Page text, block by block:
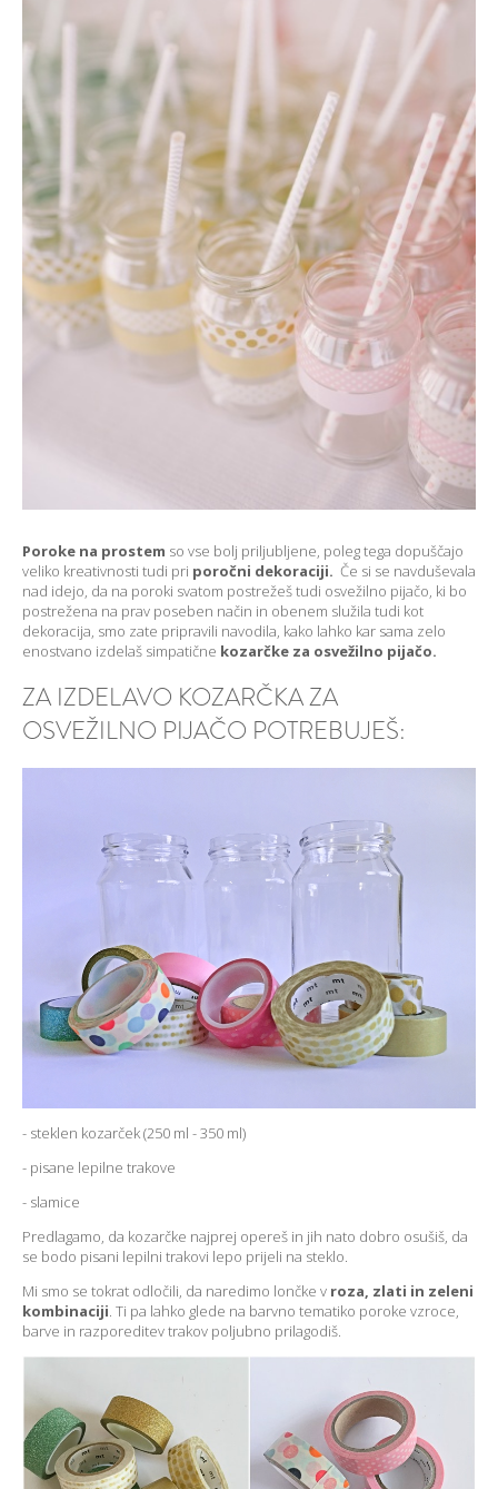
Poroke na prostem so vse bolj priljubljene, poleg tega dopuščajo
veliko kreativnosti tudi pri poročni dekoraciji. Če si se navduševala
nad idejo, da na poroki svatom postrežeš tudi osvežilno pijačo, ki bo
postrežena na prav poseben način in obenem služila tudi kot
dekoracija, smo zate pripravili navodila, kako lahko kar sama zelo
enostvano izdelaš simpatične kozarčke za osvežilno pijačo.
ZA IZDELAVO KOZARČKA ZA
OSVEŽILNO PIJAČO POTREBUJEŠ:
- steklen kozarček (250 ml - 350 ml)
- pisane lepilne trakove
- slamice
Predlagamo, da kozarčke najprej opereš in jih nato dobro osušiš, da
se bodo pisani lepilni trakovi lepo prijeli na steklo.
Mi smo se tokrat odločili, da naredimo lončke v roza, zlati in zeleni
kombinaciji. Ti pa lahko glede na barvno tematiko poroke vzroce,
barve in razporeditev trakov poljubno prilagodiš.